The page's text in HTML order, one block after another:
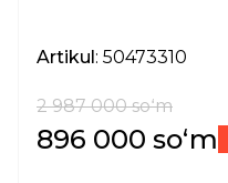
Artikul: 50473310
2 987 000 soʻm
896 000 soʻm